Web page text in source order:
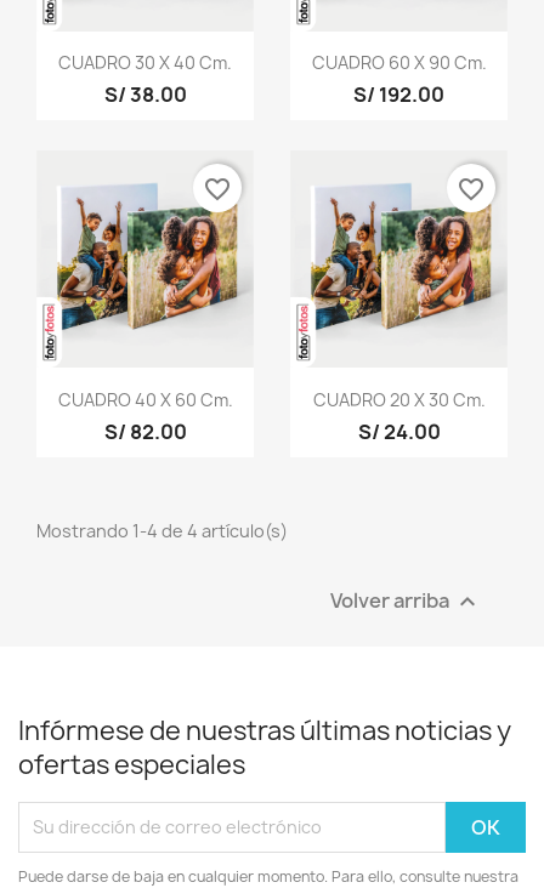
CUADRO 30 X 40 Cm.
S/ 38.00
CUADRO 60 X 90 Cm.
S/ 192.00
CUADRO 40 X 60 Cm.
S/ 82.00
favorite_border
CUADRO 20 X 30 Cm.
S/ 24.00
favorite_border
Mostrando 1-4 de 4 artículo(s)
Volver arriba 
Infórmese de nuestras últimas noticias y
ofertas especiales
Puede darse de baja en cualquier momento. Para ello, consulte nuestra